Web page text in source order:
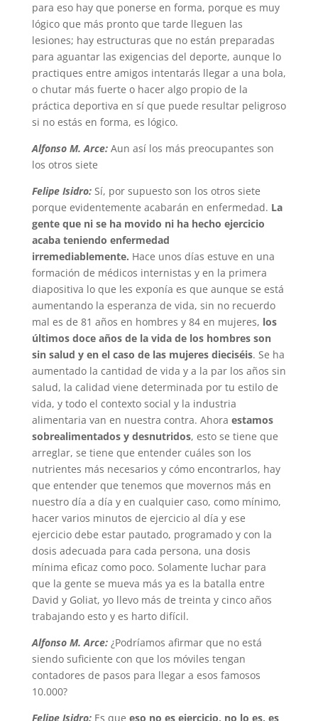
para eso hay que ponerse en forma, porque es muy
lógico que más pronto que tarde lleguen las
lesiones; hay estructuras que no están preparadas
para aguantar las exigencias del deporte, aunque lo
practiques entre amigos intentarás llegar a una bola,
o chutar más fuerte o hacer algo propio de la
práctica deportiva en sí que puede resultar peligroso
si no estás en forma, es lógico.
Alfonso M. Arce: Aun así los más preocupantes son
los otros siete
Felipe Isidro: Sí, por supuesto son los otros siete
porque evidentemente acabarán en enfermedad. La
gente que ni se ha movido ni ha hecho ejercicio
acaba teniendo enfermedad
irremediablemente. Hace unos días estuve en una
formación de médicos internistas y en la primera
diapositiva lo que les exponía es que aunque se está
aumentando la esperanza de vida, sin no recuerdo
mal es de 81 años en hombres y 84 en mujeres, los
últimos doce años de la vida de los hombres son
sin salud y en el caso de las mujeres dieciséis. Se ha
aumentado la cantidad de vida y a la par los años sin
salud, la calidad viene determinada por tu estilo de
vida, y todo el contexto social y la industria
alimentaria van en nuestra contra. Ahora estamos
sobrealimentados y desnutridos, esto se tiene que
arreglar, se tiene que entender cuáles son los
nutrientes más necesarios y cómo encontrarlos, hay
que entender que tenemos que movernos más en
nuestro día a día y en cualquier caso, como mínimo,
hacer varios minutos de ejercicio al día y ese
ejercicio debe estar pautado, programado y con la
dosis adecuada para cada persona, una dosis
mínima eficaz como poco. Solamente luchar para
que la gente se mueva más ya es la batalla entre
David y Goliat, yo llevo más de treinta y cinco años
trabajando esto y es harto difícil.
Alfonso M. Arce: ¿Podríamos afirmar que no está
siendo suficiente con que los móviles tengan
contadores de pasos para llegar a esos famosos
10.000?
Felipe Isidro: Es que eso no es ejercicio, no lo es, es